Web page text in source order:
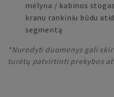
mėlyna / kabinos
kranu rankiniu būdu
segmentą
*Nurodyti duomenys gali
turėtų patvirtinti prekybos